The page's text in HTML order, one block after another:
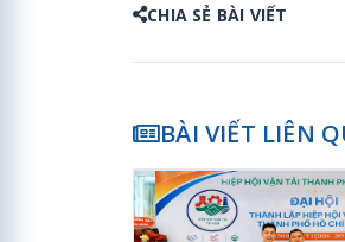
CHIA SẺ BÀI VIẾT
BÀI VIẾT LIÊN